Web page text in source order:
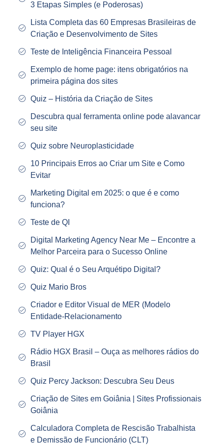
3 Etapas Simples (e Poderosas)
Lista Completa das 60 Empresas Brasileiras de
Criação e Desenvolvimento de Sites
Teste de Inteligência Financeira Pessoal
Exemplo de home page: itens obrigatórios na
primeira página dos sites
Quiz – História da Criação de Sites
Descubra qual ferramenta online pode alavancar
seu site
Quiz sobre Neuroplasticidade
10 Principais Erros ao Criar um Site e Como
Evitar
Marketing Digital em 2025: o que é e como
funciona?
Teste de QI
Digital Marketing Agency Near Me – Encontre a
Melhor Parceira para o Sucesso Online
Quiz: Qual é o Seu Arquétipo Digital?
Quiz Mario Bros
Criador e Editor Visual de MER (Modelo
Entidade‑Relacionamento
TV Player HGX
Rádio HGX Brasil – Ouça as melhores rádios do
Brasil
Quiz Percy Jackson: Descubra Seu Deus
Criação de Sites em Goiânia | Sites Profissionais
Goiânia
Calculadora Completa de Rescisão Trabalhista
e Demissão de Funcionário (CLT)